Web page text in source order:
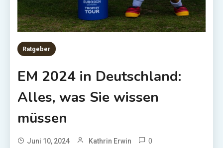
Ratgeber
EM 2024 in Deutschland:
Alles, was Sie wissen
müssen
Juni 10, 2024 Kathrin Erwin 0